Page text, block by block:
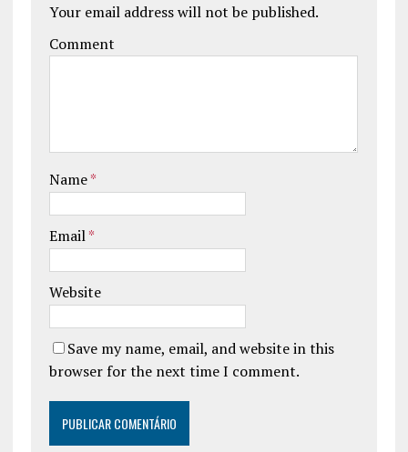
Your email address will not be published.
Comment
Name*
Email*
Website
Save my name, email, and website in this
browser for the next time I comment.